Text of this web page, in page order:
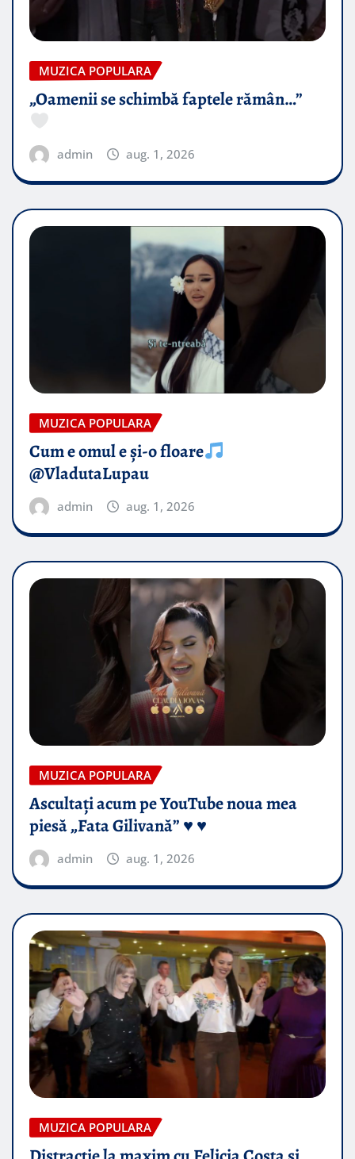
MUZICA POPULARA
„Oamenii se schimbă faptele rămân…”
admin aug. 1, 2026
MUZICA POPULARA
Cum e omul e și-o floare
@VladutaLupau
admin aug. 1, 2026
MUZICA POPULARA
Ascultați acum pe YouTube noua mea
piesă „Fata Gilivană” ♥️ ♥️
admin aug. 1, 2026
MUZICA POPULARA